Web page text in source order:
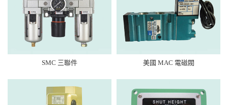
SMC 三聯件 美國 MAC 電磁閥